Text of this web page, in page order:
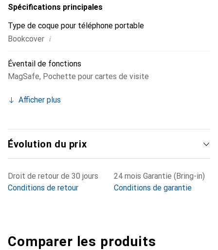
Spécifications principales
Type de coque pour téléphone portable
Bookcover i
Éventail de fonctions
MagSafe, Pochette pour cartes de visite
Afficher plus
Évolution du prix
Droit de retour de 30 jours
Conditions de retour
24 mois Garantie (Bring-in)
Conditions de garantie
Comparer les produits